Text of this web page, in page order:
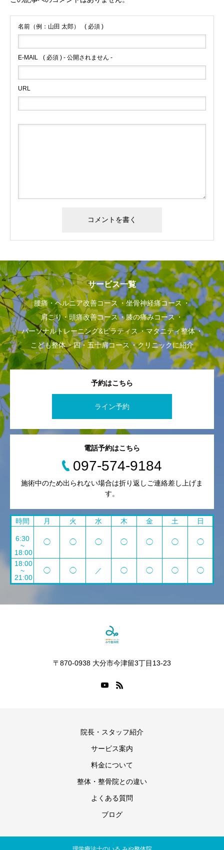
名前（例：山田 太郎） ( 必須 )
E-MAIL ( 必須 ) - 公開されません -
URL
サービス一覧
腰痛・ヘルニア改善コース
坐骨神経痛コース
肩こり・頭痛改善コース
膝の痛みコース
パーソナルトレーニング&ピラティス
マタニティ整体
こども整体
四・五十肩コース クリニックに紹介
予約はこちら
ライン予約
電話予約はこちら
097-574-9184
施術中のため出られない場合は折り返しご連絡差し上げま
す。
時間 月 火 水 木 金 土 日
6:30
~
18:00
◯ ◯ ◯ ◯ ◯ ◯ ◯
18:00
~
21:00
◯ ◯ ／ ◯ ◯ ◯ ◯
〒870-0938 大分市今津留3丁目13-23
院長・スタッフ紹介
サービス案内
料金について
整体・整骨院との違い
よくある質問
ブログ